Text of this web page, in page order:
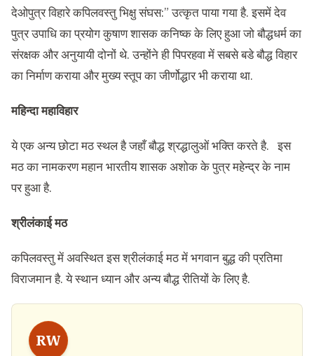
देओपुत्र विहारे कपिलवस्तु भिक्षु संघस:” उत्कृत पाया गया है. इसमें देव
पुत्र उपाधि का प्रयोग कुषाण शासक कनिष्क के लिए हुआ जो बौद्धधर्म का
संरक्षक और अनुयायी दोनों थे. उन्होंने ही पिपरहवा में सबसे बडे बौद्ध विहार
का निर्माण कराया और मुख्य स्तूप का जीर्णोद्धार भी कराया था.
महिन्दा महाविहार
ये एक अन्य छोटा मठ स्थल है जहाँ बौद्ध श्रद्धालुओं भक्ति करते है. इस
मठ का नामकरण महान भारतीय शासक अशोक के पुत्र महेन्द्र के नाम
पर हुआ है.
श्रीलंकाई मठ
कपिलवस्तु में अवस्थित इस श्रीलंकाई मठ में भगवान बुद्ध की प्रतिमा
विराजमान है. ये स्थान ध्यान और अन्य बौद्ध रीतियों के लिए है.
RW